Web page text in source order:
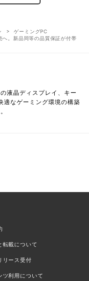
ゲーミングPC
へ。新品同等の品質保証が付帯
液晶ディスプレイ、キー
適なゲーミング環境の構築
転載について
リース受付
ツ利用について